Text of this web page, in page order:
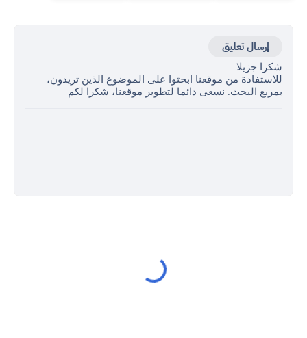
إرسال تعليق
شكرا جزيلا
للاستفادة من موقعنا ابحثوا على الموضوع الذين تريدون،
بمربع البحث. نسعى دائما لتطوير موقعنا، شكرا لكم